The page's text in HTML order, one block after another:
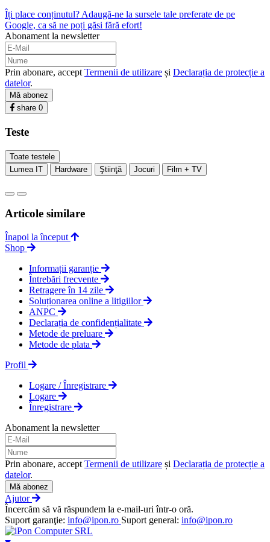
Îți place conținutul? Adaugă-ne la sursele tale preferate de pe
Google, ca să ne poți găsi fără efort!
Abonament la newsletter
Prin abonare, accept Termenii de utilizare și Declarația de protecție a
datelor.
Mă abonez
share 0
Teste
Toate testele
Lumea IT
Hardware Ştiinţă Jocuri Film + TV
Articole similare
Înapoi la început
Shop
Informații garanție
Întrebări frecvente
Retragere în 14 zile
Soluționarea online a litigiilor
ANPC
Declarația de confidențialitate
Metode de preluare
Metode de plata
Profil
Logare / Înregistrare
Logare
Înregistrare
Abonament la newsletter
Prin abonare, accept Termenii de utilizare și Declarația de protecție a
datelor.
Mă abonez
Ajutor
Încercăm să vă răspundem la e-mail-uri într-o oră.
Suport garanţie: info@ipon.ro Suport general: info@ipon.ro